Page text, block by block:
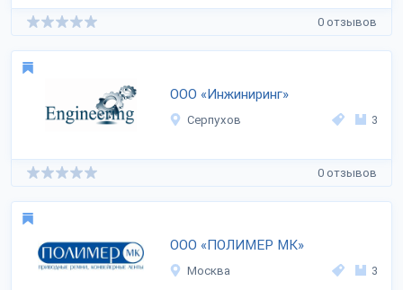
0 отзывов
ООО «Инжиниринг»
Серпухов 3
0 отзывов
ООО «ПОЛИМЕР МК»
Москва 3